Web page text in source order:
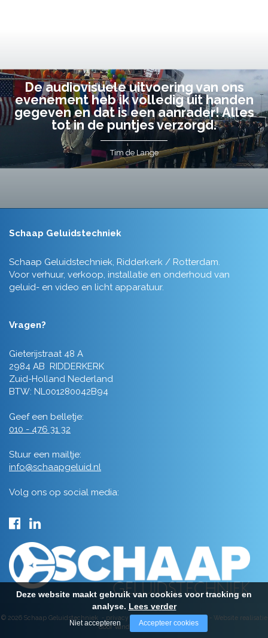
De audiovisuele uitvoering van ons
evenement heb ik volledig uit handen
gegeven en dat is een aanrader! Alles
tot in de puntjes verzorgd.
Tim de Lange
Schaap Geluidstechniek
Schaap Geluidstechniek, Ridderkerk / Rotterdam.
Voor verhuur, verkoop, installatie en onderhoud van
geluid- en video en licht apparatuur.
Vragen?
Gieterijstraat 48 A
2984 AB RIDDERKERK
Zuid-Holland Nederland
BTW: NL001280042B94
Geef een belletje:
010 - 476 31 32
Stuur een mailtje:
info@schaapgeluid.nl
Volg ons op social media:
© 2026 Schaap Geluidstechniek - privacy - algemene voorwaarden- Website realisatie
door Vanderperk Groep
Deze website maakt gebruik van cookies voor tracking en
analyse. Lees verder
Niet accepteren Accepteer cookies